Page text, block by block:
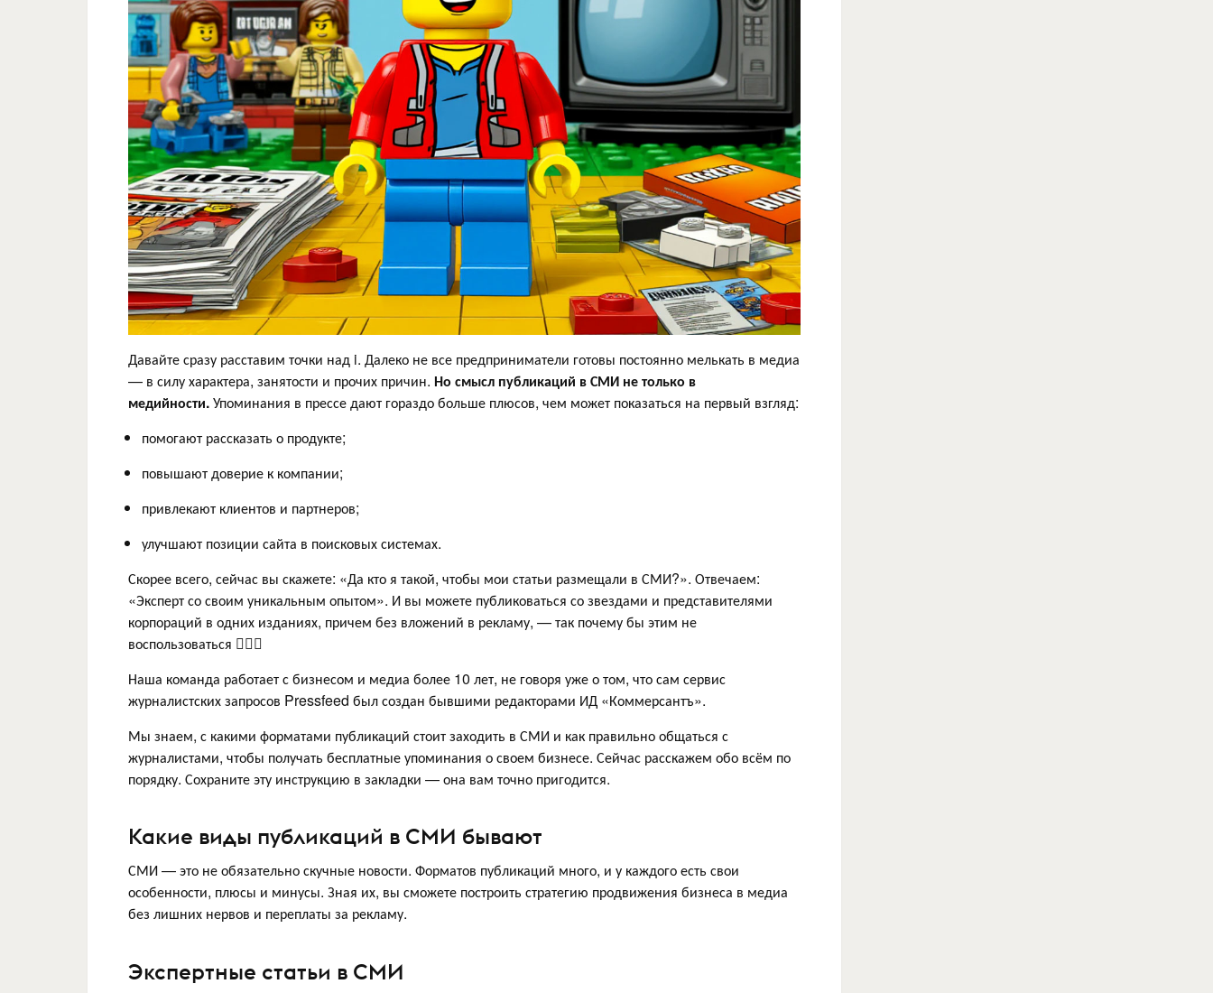
Давайте сразу расставим точки над i. Далеко не все предприниматели готовы постоянно мелькать в медиа
— в силу характера, занятости и прочих причин. Но смысл публикаций в СМИ не только в
медийности.Упоминания в прессе дают гораздо больше плюсов, чем может показаться на первый взгляд:
помогают рассказать о продукте;
повышают доверие к компании;
привлекают клиентов и партнеров;
улучшают позиции сайта в поисковых системах.
Скорее всего, сейчас вы скажете: «Да кто я такой, чтобы мои статьи размещали в СМИ?». Отвечаем:
«Эксперт со своим уникальным опытом». И вы можете публиковаться со звездами и представителями
корпораций в одних изданиях, причем без вложений в рекламу, — так почему бы этим не
воспользоваться 🤷🏻‍♀
Наша команда работает с бизнесом и медиа более 10 лет, не говоря уже о том, что сам сервис
журналистских запросов Pressfeed был создан бывшими редакторами ИД «Коммерсантъ».
Мы знаем, с какими форматами публикаций стоит заходить в СМИ и как правильно общаться с
журналистами, чтобы получать бесплатные упоминания о своем бизнесе. Сейчас расскажем обо всём по
порядку. Сохраните эту инструкцию в закладки — она вам точно пригодится.
Какие виды публикаций в СМИ бывают
СМИ — это не обязательно скучные новости. Форматов публикаций много, и у каждого есть свои
особенности, плюсы и минусы. Зная их, вы сможете построить стратегию продвижения бизнеса в медиа
без лишних нервов и переплаты за рекламу.
Экспертные статьи в СМИ